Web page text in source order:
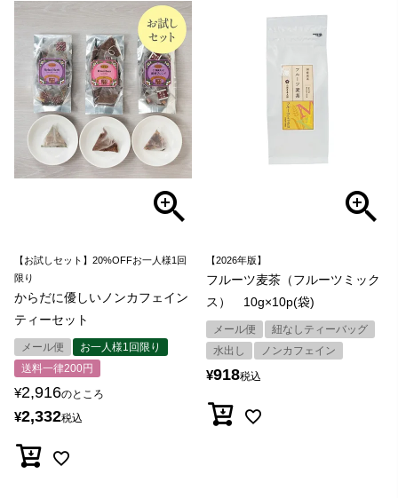
【お試しセット】20%OFFお一人様1回
限り
からだに優しいノンカフェイン
ティーセット
メール便
お一人様1回限り
送料一律200円
¥2,916のところ
¥2,332税込
【2026年版】
フルーツ麦茶（フルーツミック
ス） 10g×10p(袋)
メール便
紐なしティーバッグ
水出し
ノンカフェイン
¥918税込